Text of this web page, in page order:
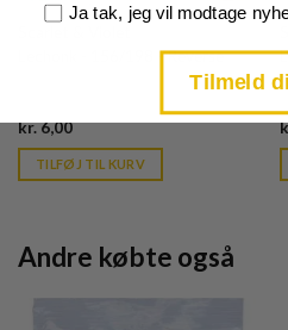
Lechonk - 156/198 - Reverse
kr.6,00Current
is:
kr. 39,95.
TILFØJ TIL KURV
Andre købte også
Samtykke
Ja tak, jeg vil modtage
Tilmeld